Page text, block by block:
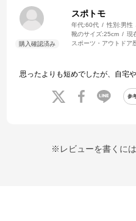
スポトモ
年代:60代 性別:男性
靴のサイズ:25cm 現
スポーツ・アウトドア
思ったよりも短めでしたが、自宅
参
※レビューを書くには